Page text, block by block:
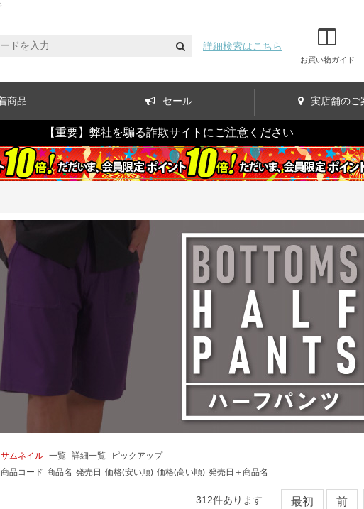
詳細検索はこちら
お買い物ガイド
商品 セール 実店舗のご
【重要】弊社を騙る詐欺サイトにご注意ください
サムネイル 一覧 詳細一覧
ピックアップ
商品コード 商品名 発売日 価格(安い順) 価格(高い順) 発売日＋商品名
312件あります 最初 前